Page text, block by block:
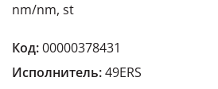
nm/nm, st
Код:00000378431
Исполнитель:49ERS